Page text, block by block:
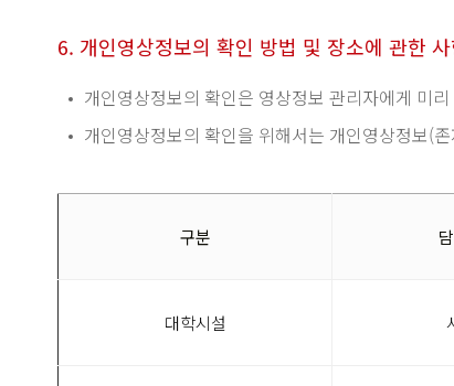
6. 개인영상정보의 확인 방법 및 장소에 관한
개인영상정보의 확인은 영상정보 관리자에게 미
개인영상정보의 확인을 위해서는 개인영상정보(
구분
대학시설